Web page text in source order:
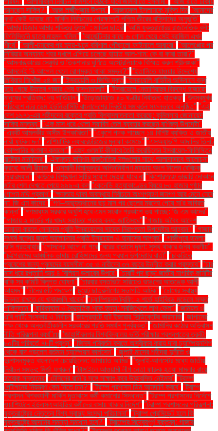
আসছেন সাকিব?" "আজ লক্ষ্মীপূজার উৎসব" "আজহারুল ইসলামকে মুক্তি দিন "আমাদের
কথা কেউ ভাবছে না: মার্কিন নির্বাচনের প্রেক্ষাপটে পশ্চিম তীরের বাসিন্দাদের অনুভূতি"
"আমার হিজাব আমার শক্তির উৎস" : মার্কিন ছাত্রী "আমি যুক্তরাষ্ট্রের রাজনৈতিক বন্দী:
ফিলিস্তিনি ছাত্র মাহমুদ খলিল" "আর্জেন্টিনার কাছে ৬ গোল খেয়ে সেই ব্রাজিল এখন
শীর্ষে" "আলী-চমকের পর হৃদয়-ঝড়ে বরিশাল পৌঁছালো ফাইনালে আবারো" "আলেপ্পোর পর
সিরিয়ার অন্যান্য শহর দখলে এগিয়ে চলেছে হায়াত আল-শাম: কে বা কারা তারা?"
"আসলাঙ্কারের সেঞ্চুরি ও তিকশানার ঘূর্ণিতে অস্ট্রেলিয়াকে বিস্মিত করল শ্রীলঙ্কা"
"আসলেই কি আপেল খেলে রোগমুক্ত থাকা সম্ভব?" "ইতালিতে যাওয়ার উদ্দেশ্যে
লিবিয়ায় নিখোঁজ ২৪ জন "ইসরায়েলি ৩ জিম্মি মুক্ত "ইসরায়েলি বাহিনীর অভিযানে বন্ধ
হয়ে গেছে উত্তর গাজার শেষ হাসপাতালটি" "ইসরায়েলে নেতানিয়াহুর বিরুদ্ধে হাজারো
মানুষের প্রতিবাদ: দ্য গার্ডিয়ান" "উড়োজাহাজে ৪০ ঘণ্টার নির্যাতন: হাতকড়া "উৎসবমুখর
পরিবেশে নটর ডেম ইউনিভার্সিটি বাংলাদেশের দ্বিতীয় সমাবর্তন সফলভাবে অনুষ্ঠিত" "এই
দেশ ১৯৭১-এর শহীদদের রক্তের প্রতি বিশ্বাসঘাতকতা করেছে: কুমিল্লায় জোনায়েদ
সাকির মন্তব্য" "এক মাস ধরে খোলা সয়াবিন তেল ব্যবহার করছেন বাণিজ্য উপদেষ্টা"
"একটি আমলকীর অসীম উপকারিতা!" "একুশে পদক পাচ্ছেন ১৪ বিশিষ্ট ব্যক্তি ও জাতীয়
নারী ফুটবল দল" "এশিয়াটিক ল্যাবরেটরিজের মুনাফা কমেছে" "এসঅ্যান্ডপি আদানির তিনটি
কোম্পানির ঋণমান কমালো" "এহুদ ওলমার্ট কীভাবে তৈরি করেছিলেন ইসরায়েল-ফিলিস্তিন
রাষ্ট্রের মানচিত্র" "ঐকমত্য কমিশন রাজনৈতিক দলগুলোর সাথে আলাদাভাবে আলোচনা
করবে: আলী রীয়াজ" "ওসমানী বিমানবন্দরে অগ্নিনির্বাপণ মহড়ায় অংশ নিলেন বেবিচক
চেয়ারম্যান" "কাউকে বিশৃঙ্খলা সৃষ্টির সুযোগ দেওয়া যাবে না "কিশোরগঞ্জে ভাঙারি দোকানে
মর্টার শেল দেখতে পেয়ে ৯৯৯-এ কল "কেনেডি হত্যাকাণ্ডের বিষয়ে ৮০ হাজার পৃষ্ঠার
গোপন নথি প্রকাশ" "ক্ষমতায় থাকা অবস্থায় নির্বাচনে অংশগ্রহণ জনগণ আর মেনে নেবে
না: জি এম কাদের" "গণ–অভ্যুত্থানের ছয় মাস পর ছেলের মরদেহ পেয়ে মা'র অবিরত
কান্না" "গণমাধ্যম সরকার অখুশি হবে এমন সংবাদ প্রকাশে ভয় পাচ্ছে: জি এম কাদের"
"গাজায় ২ মার্চের পর খাদ্য সহায়তা প্রবাহ বন্ধ: জাতিসংঘ" "গাজায় অবৈধ আদেশ
অমান্য করতে সেনাদের প্রতি ইসরায়েলের সাবেক নিরাপত্তা উপদেষ্টার আহ্বান"' "গাজার
সংঘর্ষ বন্ধের জন্য আলোচনার প্রতি ইসরায়েল ও হামাসের আগ্রহ" "গাজীপুরে হামলা:
ওসি প্রত্যাহার "গোসলের আগে না পরে "ঘরের বাতাসে দূষণ: সুস্থ থাকার জন্য করণীয়".
"চট্টগ্রামের আঞ্চলিক ভাষায় রোহিঙ্গাদের জন্য প্রধান উপদেষ্টার বার্তা" "চাকরিতে
প্রবেশের জন্য পুরুষদের বয়সসীমা ৩৫ ও নারীদের ৩৭ বছরে উন্নীত করার প্রস্তাব" "চার
মাস ধরে রপ্তানি আয় ৪ বিলিয়ন ডলারের উপরে" "চারটি পদ ছাড়া জাতীয় নাগরিক কমিটির
বাকি সব কমিটি বিলুপ্ত ঘোষণা" "চারবার বসতভিটা সরিয়েও ভাঙনের আতঙ্কে আলী
আহমদ" "চীনের ৫টি পদক্ষেপ "চুয়েট ছাত্রলীগের সভাপতি আটক" "চোখের স্বাস্থ্য
উন্নত রাখতে যে খাবারগুলি খাবেন" "চ্যাম্পিয়নস ট্রফি: ২ শর্তে হাইব্রিড মডেলে সম্মত
পাকিস্তান" "ছুরিকাঘাত ও বৈদ্যুতিক শকে হত্যা: সবজিখেতে লাশ ফেলা" "জমিয়ত ও
এবি পার্টি: সংস্কার ও নির্বাচন "জয়পুরহাটে হাট ইজারায় সিন্ডিকেটের কারসাজি "জাপানের
পক্ষ থেকে অন্তর্বর্তীকালীন সরকারের প্রতি সমর্থন পুনর্ব্যক্ত" "জার্মানির কঠোর অভিবাসন
নীতি পরিকল্পনা ব্যর্থ"m "জাহাঙ্গীরনগর বিশ্ববিদ্যালয় ভর্তি পরীক্ষার প্রশ্নপত্রে ত্রুটি:
৮০টির পরিবর্তে ৭৮টি প্রশ্ন" "জিনস পরিবর্তন করতে অস্বীকার করায় দাবা চ্যাম্পিয়নশিপ
থেকে বাদ পড়লেন বর্তমান চ্যাম্পিয়ন কার্লসেন" "জুলাই মাসের শহীদরা দুর্নীতি ও
দুঃশাসনমুক্ত বাংলাদেশ চেয়েছিলেন: জামায়াত আমির" "জুলাই-আগস্টের মধ্যে জাতীয়
নির্বাচন সম্ভব: মির্জা ফখরুল" "টাঙ্গাইলে আওয়ামী লীগ নেতা ফারুক হত্যা মামলার রায়ে
হতবাক সন্তানেরা "টেনিসের রানি’র সঙ্গে সাক্ষাৎ করে উচ্ছ্বসিত নেইমার" "ট্রাম্প
পেন্টাগনের নিয়ন্ত্রণ কেন নিতে চান?" "ট্রাম্প প্রশাসন ডিম আমদানি করবে" "ট্রাম্প
প্রশাসন বিশ্বব্যাপী মার্কিন দূতাবাসে কর্মী কমানোর সিদ্ধান্ত" "ট্রাম্প প্রশাসনের নির্দেশে
ওয়াশিংটনে ইউএসএআইডির কর্মীদের বাসায় থাকার নির্দেশ" "ট্রাম্প প্রশাসনের পরিকল্পনা:
যুক্তরাষ্ট্রের নেতৃত্বে বিশ্ব স্বাস্থ্য সংস্থা পরিচালনা" "ট্রাম্প প্রেসিডেন্ট হলে কি
যুক্তরাষ্ট্রে আদানির সমস্যা সমাধান হবে?" "ট্রাম্পের বিদ্বেষপূর্ণ বক্তব্য: গাজায়